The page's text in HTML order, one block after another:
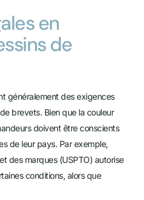
en
de
généralement des exigences
brevets. Bien que la couleur
doivent être conscients
de leur pays. Par exemple,
des marques (USPTO) autorise
conditions, alors que